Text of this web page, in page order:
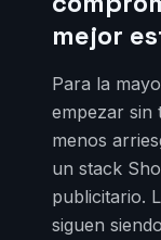
mejor
Para la
empezar sin
menos
un stack
publicitario.
siguen